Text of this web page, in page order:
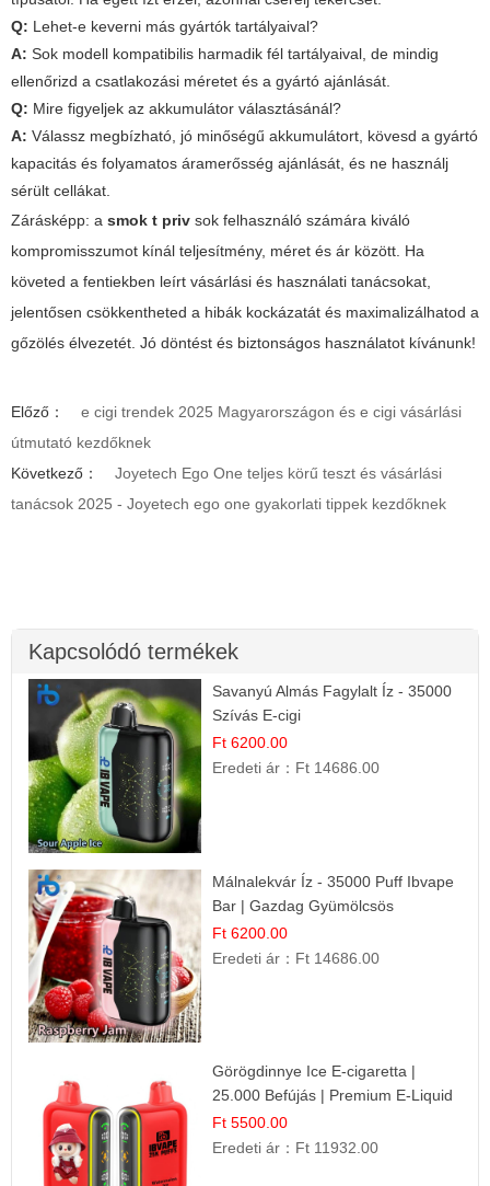
Q: Lehet-e keverni más gyártók tartályaival?
A: Sok modell kompatibilis harmadik fél tartályaival, de mindig
ellenőrizd a csatlakozási méretet és a gyártó ajánlását.
Q: Mire figyeljek az akkumulátor választásánál?
A: Válassz megbízható, jó minőségű akkumulátort, kövesd a gyártó
kapacitás és folyamatos áramerősség ajánlását, és ne használj
sérült cellákat.
Zárásképp: a smok t priv sok felhasználó számára kiváló
kompromisszumot kínál teljesítmény, méret és ár között. Ha
követed a fentiekben leírt vásárlási és használati tanácsokat,
jelentősen csökkentheted a hibák kockázatát és maximalizálhatod a
gőzölés élvezetét. Jó döntést és biztonságos használatot kívánunk!
Előző：
e cigi trendek 2025 Magyarországon és e cigi vásárlási
útmutató kezdőknek
Következő：
Joyetech Ego One teljes körű teszt és vásárlási
tanácsok 2025 - Joyetech ego one gyakorlati tippek kezdőknek
Kapcsolódó termékek
Savanyú Almás Fagylalt Íz - 35000
Szívás E-cigi
Ft 6200.00
Eredeti ár： Ft 14686.00
Málnalekvár Íz - 35000 Puff Ibvape
Bar | Gazdag Gyümölcsös
Ízélmény!
Ft 6200.00
Eredeti ár： Ft 14686.00
Görögdinnye Ice E-cigaretta |
25.000 Befújás | Premium E-Liquid
Ft 5500.00
Eredeti ár： Ft 11932.00